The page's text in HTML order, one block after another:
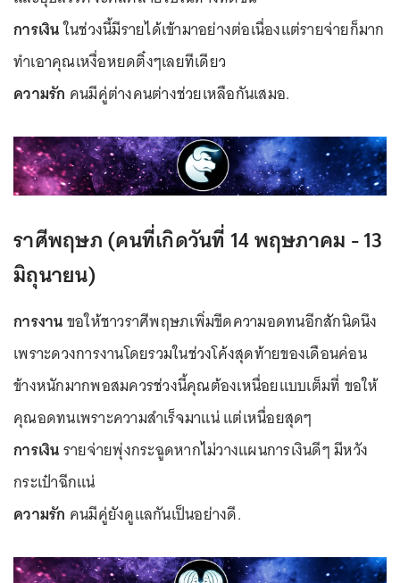
การเงินในช่วงนี้มีรายได้เข้ามาอย่างต่อเนื่องแต่รายจ่ายก็มาก
ทำเอาคุณเหงื่อหยดติ๋งๆเลยทีเดียว
ความรัก คนมีคู่ต่างคนต่างช่วยเหลือกันเสมอ.
ราศีพฤษภ (คนที่เกิดวันที่ 14 พฤษภาคม - 13
มิถุนายน)
การงานขอให้ชาวราศีพฤษภเพิ่มขีดความอดทนอีกสักนิดนึง
เพราะดวงการงานโดยรวมในช่วงโค้งสุดท้ายของเดือนค่อน
ข้างหนักมากพอสมควรช่วงนี้คุณต้องเหนื่อยแบบเต็มที่ ขอให้
คุณอดทนเพราะความสำเร็จมาแน่ แต่เหนื่อยสุดๆ
การเงินรายจ่ายพุ่งกระฉูดหากไม่วางแผนการเงินดีๆ มีหวัง
กระเป๋าฉีกแน่
ความรัก คนมีคู่ยังดูแลกันเป็นอย่างดี.